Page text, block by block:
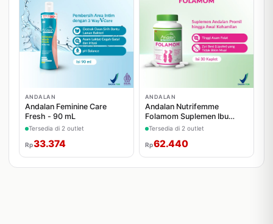
ANDALAN
Andalan Feminine Care
Fresh - 90 mL
Tersedia di 2 outlet
Rp33.374
ANDALAN
Andalan Nutrifemme
Folamom Suplemen Ibu
Hamil - 30 Kapsul
Tersedia di 2 outlet
Rp62.440